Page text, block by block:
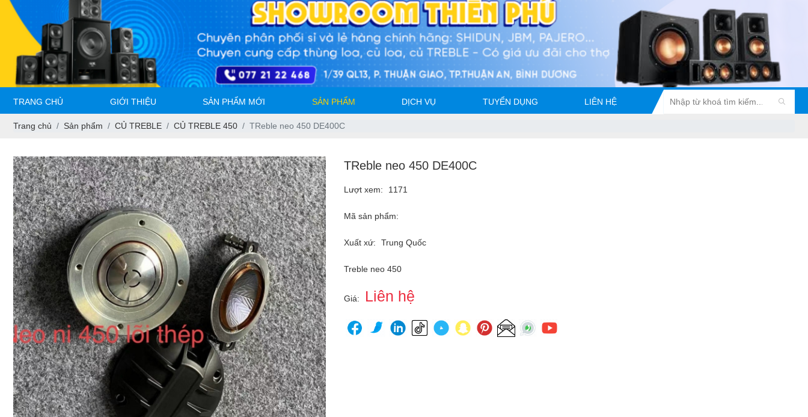
TRANG CHỦ GIỚI THIỆU SẢN PHẨM MỚI SẢN PHẨM DỊCH VỤ TUYỂN DỤNG LIÊN HỆ
Trang chủ Sản phẩm CỦ TREBLE CỦ TREBLE 450 TReble neo 450 DE400C
TReble neo 450 DE400C
Lượt xem: 1171
Mã sản phẩm:
Xuất xứ: Trung Quốc
Treble neo 450
Giá: Liên hệ